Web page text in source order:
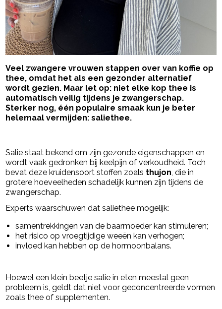
Veel zwangere vrouwen stappen over van koffie op
thee, omdat het als een gezonder alternatief
wordt gezien. Maar let op: niet elke kop thee is
automatisch veilig tijdens je zwangerschap.
Sterker nog, één populaire smaak kun je beter
helemaal vermijden: saliethee.
Salie staat bekend om zijn gezonde eigenschappen en
wordt vaak gedronken bij keelpijn of verkoudheid. Toch
bevat deze kruidensoort stoffen zoals thujon, die in
grotere hoeveelheden schadelijk kunnen zijn tijdens de
zwangerschap.
Experts waarschuwen dat saliethee mogelijk:
samentrekkingen van de baarmoeder kan stimuleren;
het risico op vroegtijdige weeën kan verhogen;
invloed kan hebben op de hormoonbalans.
Hoewel een klein beetje salie in eten meestal geen
probleem is, geldt dat niet voor geconcentreerde vormen
zoals thee of supplementen.